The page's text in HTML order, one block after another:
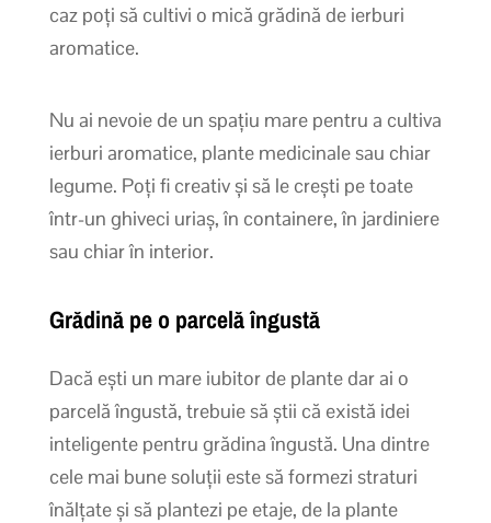
caz poți să cultivi o mică grădină de ierburi
aromatice.
Nu ai nevoie de un spațiu mare pentru a cultiva
ierburi aromatice, plante medicinale sau chiar
legume. Poți fi creativ și să le crești pe toate
într-un ghiveci uriaș, în containere, în jardiniere
sau chiar în interior.
Grădină pe o parcelă îngustă
Dacă ești un mare iubitor de plante dar ai o
parcelă îngustă, trebuie să știi că există idei
inteligente pentru grădina îngustă. Una dintre
cele mai bune soluții este să formezi straturi
înălțate și să plantezi pe etaje, de la plante